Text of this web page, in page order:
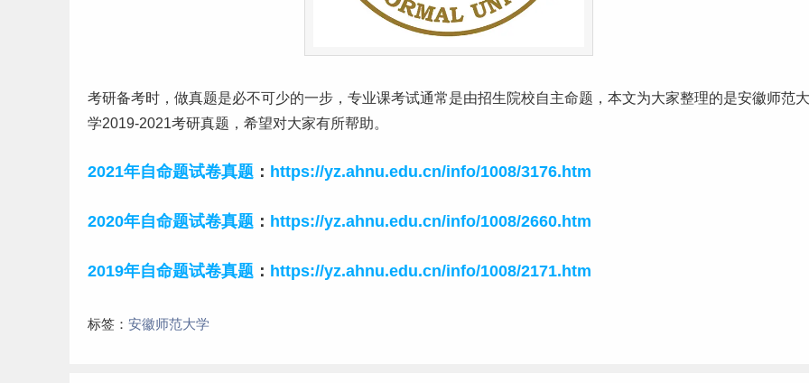
考研备考时，做真题是必不可少的一步，专业课考试通常是由招生院校自主命题，本文为大家整理的是安徽师范大
学2019-2021考研真题，希望对大家有所帮助。
2021年自命题试卷真题 ： https://yz.ahnu.edu.cn/info/1008/3176.htm
2020年自命题试卷真题 ： https://yz.ahnu.edu.cn/info/1008/2660.htm
2019年自命题试卷真题 ： https://yz.ahnu.edu.cn/info/1008/2171.htm
标签： 安徽师范大学